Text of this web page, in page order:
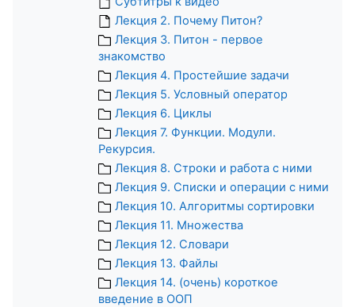
Лекция 2. Почему Питон?
Лекция 3. Питон - первое
знакомство
Лекция 4. Простейшие задачи
Лекция 5. Условный оператор
Лекция 6. Циклы
Лекция 7. Функции. Модули.
Рекурсия.
Лекция 8. Строки и работа с ними
Лекция 9. Списки и операции с ними
Лекция 10. Алгоритмы сортировки
Лекция 11. Множества
Лекция 12. Словари
Лекция 13. Файлы
Лекция 14. (очень) короткое
введение в ООП